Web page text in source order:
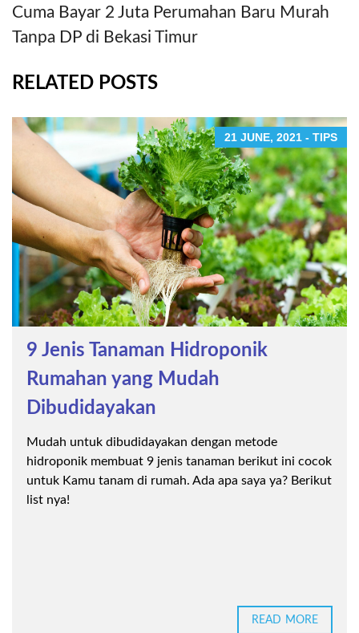
Cuma Bayar 2 Juta Perumahan Baru Murah
Tanpa DP di Bekasi Timur
RELATED POSTS
21 JUNE, 2021 - TIPS
9 Jenis Tanaman Hidroponik
Rumahan yang Mudah
Dibudidayakan
Mudah untuk dibudidayakan dengan metode
hidroponik membuat 9 jenis tanaman berikut ini cocok
untuk Kamu tanam di rumah. Ada apa saya ya? Berikut
list nya!
READ MORE